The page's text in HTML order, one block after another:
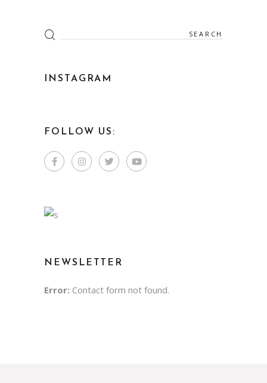
INSTAGRAM
FOLLOW US:
NEWSLETTER
Error: Contact form not found.